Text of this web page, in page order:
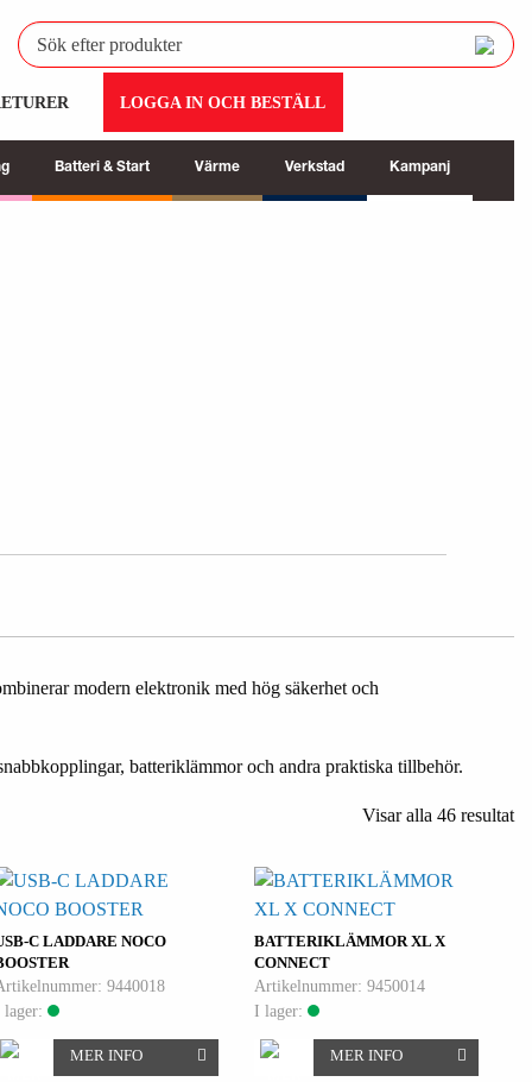
LOGGA IN OCH BESTÄLL
Batteri & Start Värme Verkstad Kampanj
modern elektronik med hög säkerhet och
batteriklämmor och andra praktiska tillbehör.
Visar alla 46 resultat
C LADDARE NOCO
9440018
MER INFO
BATTERIKLÄMMOR XL X
CONNECT
Artikelnummer: 9450014
I lager:
MER INFO